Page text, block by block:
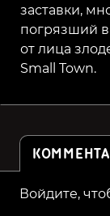
заставки,
погрязший в
от лица
Small Town.
Войдите,